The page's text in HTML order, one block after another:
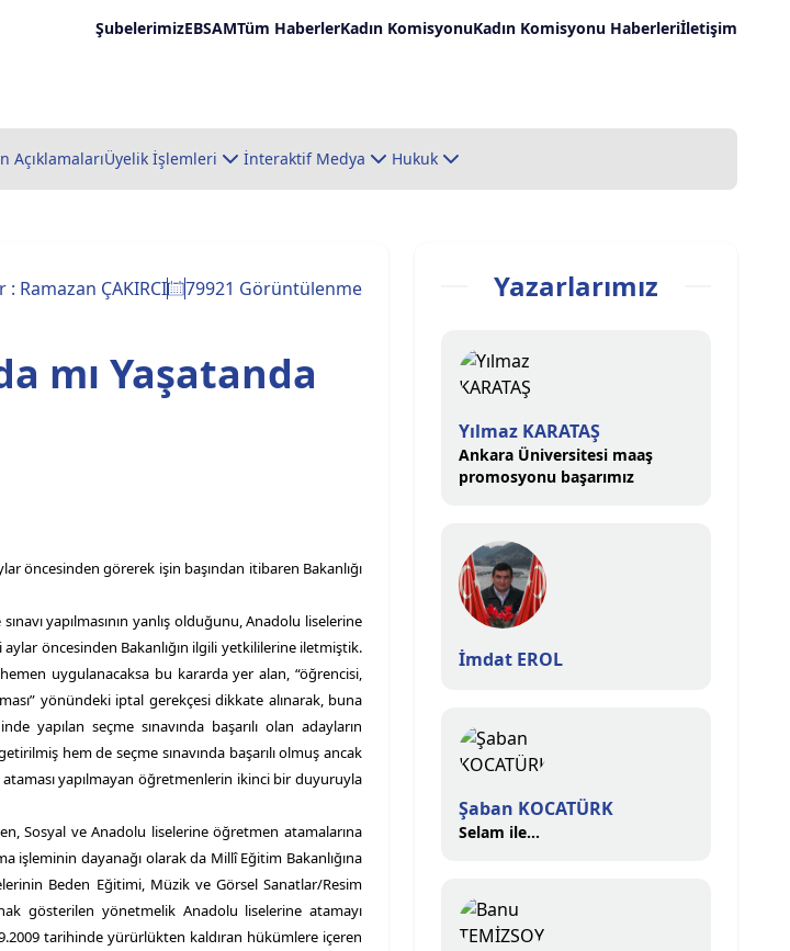
ŞubelerimizEBSAMTüm HaberlerKadın KomisyonuKadın Komisyonu Haberleriİletişim
AçıklamalarıÜyelik İşlemleri İnteraktif Medya Hukuk
: Ramazan ÇAKIRCI 79921 Görüntülenme
mı Yaşatanda
öncesinden görerek işin başından itibaren Bakanlığı
yapılmasının yanlış olduğunu, Anadolu liselerine
öncesinden Bakanlığın ilgili yetkililerine iletmiştik.
hemen uygulanacaksa bu kararda yer alan, “öğrencisi,
yönündeki iptal gerekçesi dikkate alınarak, buna
yapılan seçme sınavında başarılı olan adayların
hem de seçme sınavında başarılı olmuş ancak
yapılmayan öğretmenlerin ikinci bir duyuruyla
Sosyal ve Anadolu liselerine öğretmen atamalarına
işleminin dayanağı olarak da Millî Eğitim Bakanlığına
Beden Eğitimi, Müzik ve Görsel Sanatlar/Resim
gösterilen yönetmelik Anadolu liselerine atamayı
tarihinde yürürlükten kaldıran hükümlere içeren
Yazarlarımız
Yılmaz KARATAŞ
Ankara Üniversitesi maaş
promosyonu başarımız
İmdat EROL
Şaban KOCATÜRK
Selam ile...